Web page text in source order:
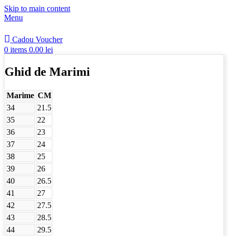
Skip to main content
Menu
Cadou Voucher
0 items 0.00 lei
Ghid de Marimi
Marime CM
34
21.5
35
22
36
23
37
24
38
25
39
26
40
26.5
41
27
42
27.5
43
28.5
44
29.5